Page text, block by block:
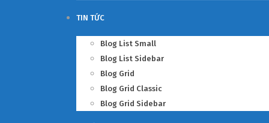
TIN TỨC
Blog List Small
Blog List Sidebar
Blog Grid
Blog Grid Classic
Blog Grid Sidebar